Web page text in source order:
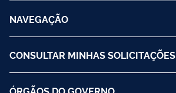
NAVEGAÇÃO
CONSULTAR MINHAS SOLICITAÇÕES